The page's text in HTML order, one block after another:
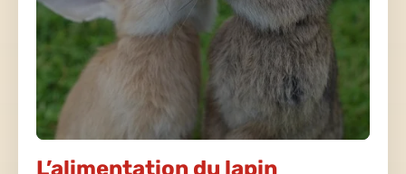
L’alimentation du lapin